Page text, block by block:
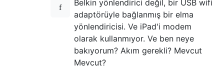
Belkin yönlendirici değil, bir USB wifi
adaptörüyle bağlanmış bir elma
yönlendiricisi. Ve iPad'i modem
olarak kullanmıyor. Ve ben neye
bakıyorum? Akım gerekli? Mevcut
Mevcut?